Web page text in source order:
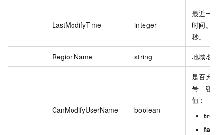
LastModifyTime integer
最近一
时间。
秒。
RegionName string 地域名
CanModifyUserName boolean
是否允
号、密
值：
true